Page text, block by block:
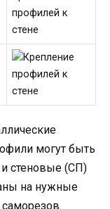
профилей к
стене
могут быть
стеновые (СП)
на нужные